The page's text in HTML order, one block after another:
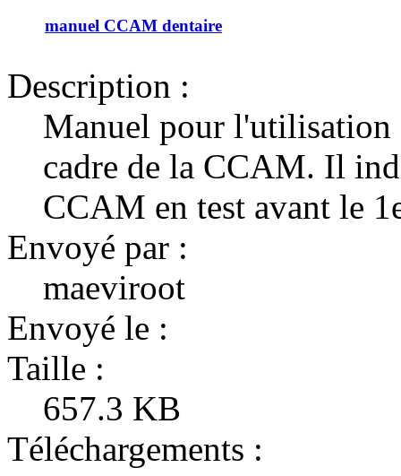
manuel CCAM dentaire
Description :
Manuel pour
cadre de la CCAM. Il
CCAM en test avant le
Envoyé par :
maeviroot
Envoyé le :
Taille :
657.3 KB
Téléchargements :